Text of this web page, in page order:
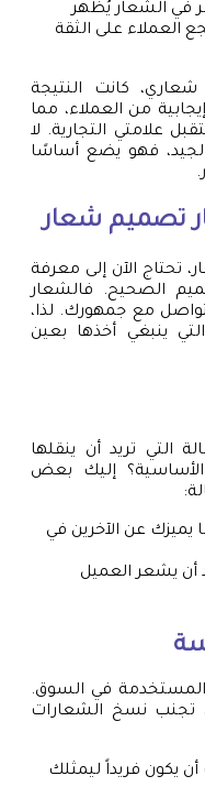
في الشعار يُظهر
العملاء على الثقة
كانت النتيجة
من العملاء، مما
علامتي التجارية. لا
الجيد، فهو يضع أساسًا
تصميم شعار
تحتاج الآن إلى معرفة
الصحيح. فالشعار
مع جمهورك. لذا،
ينبغي أخذها بعين
التي تريد أن ينقلها
إليك بعض
عن الآخرين في
أن يشعر العميل
المستخدمة في السوق.
تجنب نسخ الشعارات
يكون فريداً ليمثلك